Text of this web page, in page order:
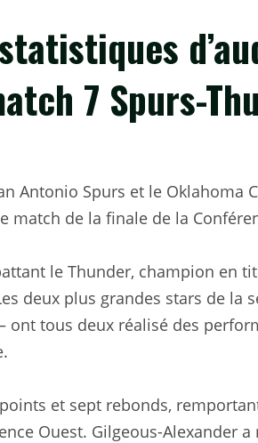
7 Spurs-
Antonio Spurs et le Oklahoma
match de la finale de la
le Thunder, champion en
deux plus grandes stars de la
ont tous deux réalisé des
et sept rebonds,
Ouest. Gilgeous-Alexander